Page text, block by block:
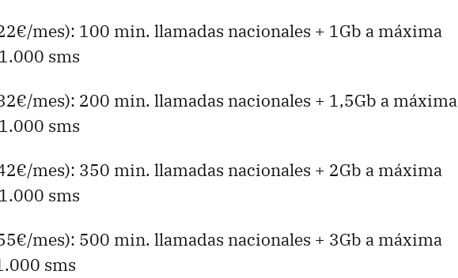
mes): 100 min. llamadas nacionales + 1Gb a máxima
sms
mes): 200 min. llamadas nacionales + 1,5Gb a máxima
sms
mes): 350 min. llamadas nacionales + 2Gb a máxima
sms
mes): 500 min. llamadas nacionales + 3Gb a máxima
sms